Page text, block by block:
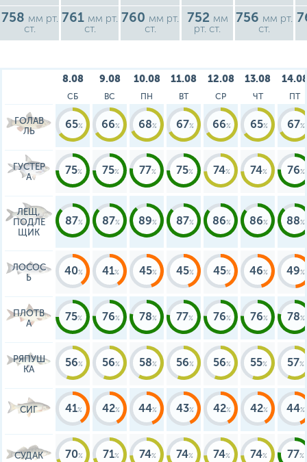
758 мм рт.
ст.
761 мм рт.
ст.
760 мм рт.
ст.
752 мм
рт. ст.
756 мм рт.
ст.
8.08
СБ
9.08
ВС
10.08
ПН
11.08
ВТ
12.08
СР
13.08
ЧТ ПТ
ГОЛАВ
ЛЬ
65 66 68 67 66 65 67
ГУСТЕР
А
75 75 77 75 74 74 76
ЛЕЩ,
ПОДЛЕ
ЩИК
87 87 89 87 86 86 88
ЛОСОС
Ь
40 41 45 45 45 46 49
ПЛОТВ
А
75 76 78 77 76 76 78
РЯПУШ
КА
56 56 58 56 56 55 57
СИГ 41 42 44 43 42 42 44
СУДАК 70 71 74 74 74 74 77